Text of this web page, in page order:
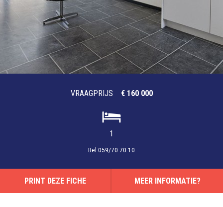
VRAAGPRIJS € 160 000
1
Bel 059/70 70 10
PRINT DEZE FICHE MEER INFORMATIE?